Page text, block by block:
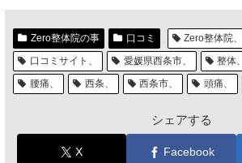
Zero整体院の事 口コミ Zero整体院、
口コミサイト、
愛媛県西条市、 整体、
腰痛、
西条、 西条市、 頭痛、
シェアする
X Facebook